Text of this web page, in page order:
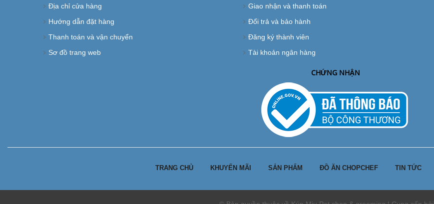
Địa chỉ cửa hàng
Hướng dẫn đặt hàng
Thanh toán và vận chuyển
Sơ đồ trang web
Giao nhận và thanh toán
Đổi trả và bảo hành
Đăng ký thành viên
Tài khoản ngân hàng
CHỨNG NHẬN
TRANG CHỦ KHUYẾN MÃI SẢN PHẨM ĐỒ ĂN CHOPCHEF TIN TỨC